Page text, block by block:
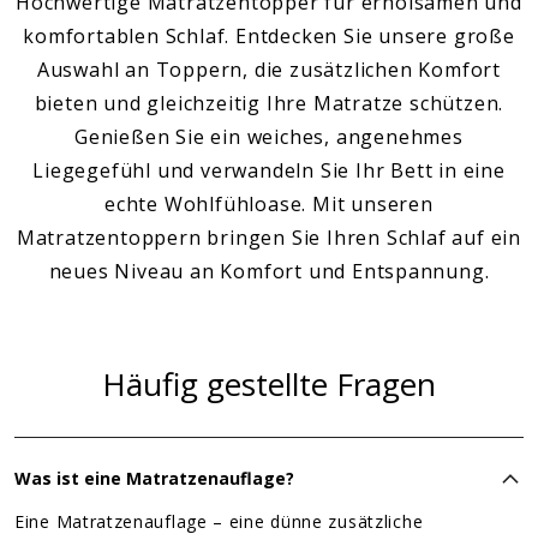
komfortablen Schlaf. Entdecken Sie unsere große
Auswahl an Toppern, die zusätzlichen Komfort
bieten und gleichzeitig Ihre Matratze schützen.
Genießen Sie ein weiches, angenehmes
Liegegefühl und verwandeln Sie Ihr Bett in eine
echte Wohlfühloase. Mit unseren
Matratzentoppern bringen Sie Ihren Schlaf auf ein
neues Niveau an Komfort und Entspannung.
Häufig gestellte Fragen
Was ist eine Matratzenauflage?
Eine Matratzenauflage – eine dünne zusätzliche